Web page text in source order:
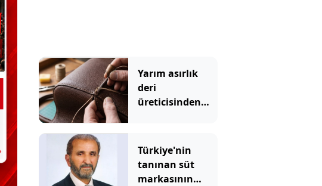
Yarım asırlık
deri
üreticisinden
Türkiye'nin
tanınan süt
markasının